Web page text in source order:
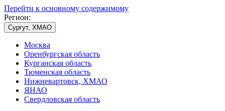
Перейти к основному содержимому
Регион:
Сургут, ХМАО
Москва
Оренбургская область
Курганская область
Тюменская область
Нижневартовск, ХМАО
ЯНАО
Свердловская область